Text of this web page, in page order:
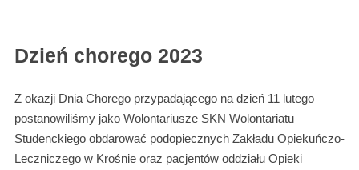
Dzień chorego 2023
Z okazji Dnia Chorego przypadającego na dzień 11 lutego
postanowiliśmy jako Wolontariusze SKN Wolontariatu
Studenckiego obdarować podopiecznych Zakładu Opiekuńczo-
Leczniczego w Krośnie oraz pacjentów oddziału Opieki